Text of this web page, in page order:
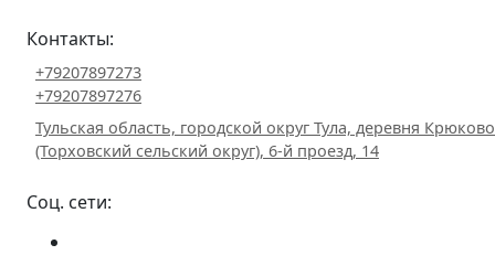
Контакты:
+79207897273
+79207897276
Тульская область, городской округ Тула, деревня Крюково
(Торховский сельский округ), 6-й проезд, 14
Соц. сети: